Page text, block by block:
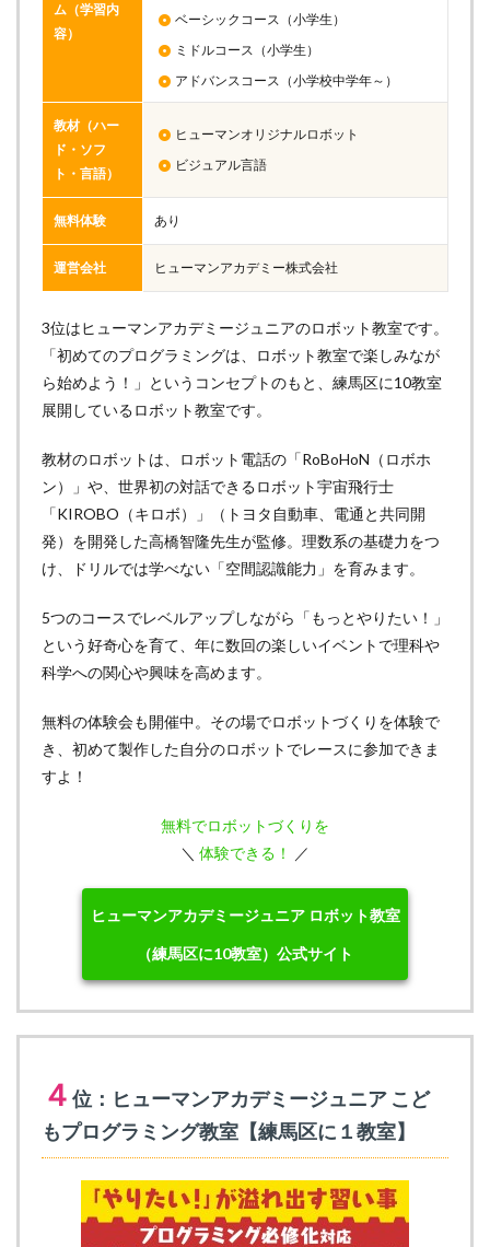
ム（学習内
容）
ベーシックコース（小学生）
ミドルコース（小学生）
アドバンスコース（小学校中学年～）
教材（ハー
ド・ソフ
ト・言語）
ヒューマンオリジナルロボット
ビジュアル言語
無料体験 あり
運営会社 ヒューマンアカデミー株式会社
3位はヒューマンアカデミージュニアのロボット教室です。
「初めてのプログラミングは、ロボット教室で楽しみなが
ら始めよう！」というコンセプトのもと、練馬区に10教室
展開しているロボット教室です。
教材のロボットは、ロボット電話の「RoBoHoN（ロボホ
ン）」や、世界初の対話できるロボット宇宙飛行士
「KIROBO（キロボ）」（トヨタ自動車、電通と共同開
発）を開発した高橋智隆先生が監修。理数系の基礎力をつ
け、ドリルでは学べない「空間認識能力」を育みます。
5つのコースでレベルアップしながら「もっとやりたい！」
という好奇心を育て、年に数回の楽しいイベントで理科や
科学への関心や興味を高めます。
無料の体験会も開催中。その場でロボットづくりを体験で
き、初めて製作した自分のロボットでレースに参加できま
すよ！
無料でロボットづくりを
＼ 体験できる！ ／
ヒューマンアカデミージュニア ロボット教室
（練馬区に10教室）公式サイト
４ 位：ヒューマンアカデミージュニア こど
もプログラミング教室【練馬区に１教室】